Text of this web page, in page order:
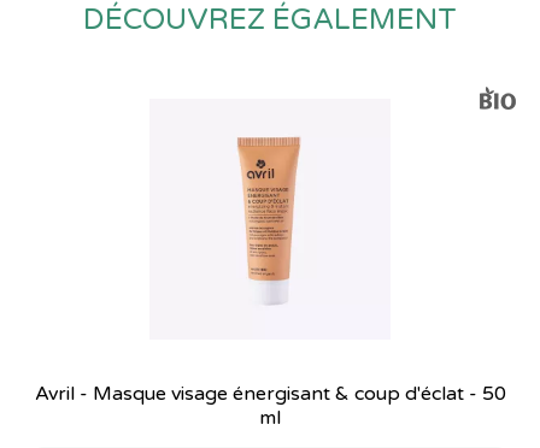
DÉCOUVREZ ÉGALEMENT
Avril - Masque visage énergisant & coup d'éclat - 50
ml